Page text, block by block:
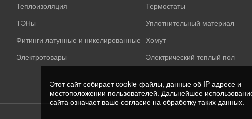
Теплоизоляция Термостаты
ТЭНы
Уплотнительный материал
Фитинги латунные и никелированные Хомут
Электротовары
Электрический теплый пол
Этот сайт собирает cookie-файлы, данные об IP-адресе и
местоположении пользователей. Дальнейшее
сайта означает ваше согласие на обработку таких данных.